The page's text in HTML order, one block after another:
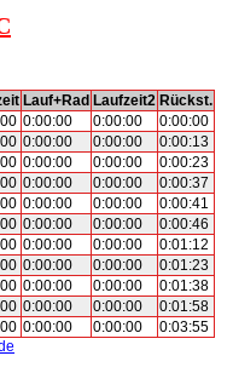
Lauf+Rad Laufzeit2 Rückst.
0:00:00 0:00:00
0:00:00
0:00:00 0:00:00
0:00:13
0:00:00 0:00:00
0:00:23
0:00:00 0:00:00
0:00:37
0:00:00 0:00:00
0:00:41
0:00:00 0:00:00
0:00:46
0:00:00 0:00:00
0:01:12
0:00:00 0:00:00
0:01:23
0:00:00 0:00:00
0:01:38
0:00:00 0:00:00
0:01:58
0:00:00 0:00:00
0:03:55